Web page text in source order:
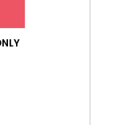
Portemonnee